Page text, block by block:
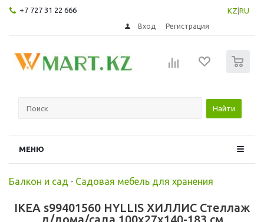
+7 727 31 22 666 KZ RU
Вход Регистрация
Найти
МЕНЮ
Балкон и сад - Садовая мебель для хранения
IKEA s99401560 HYLLIS ХИЛЛИС Стеллаж
д/дома/сада 100x27x140-183 см